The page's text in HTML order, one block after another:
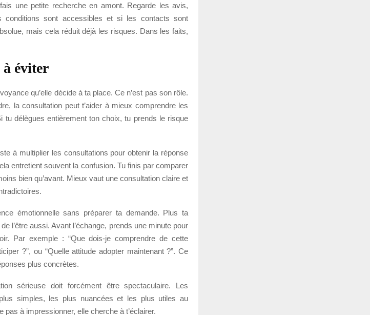
une petite recherche en amont. Regarde les avis,
sont accessibles et si les contacts sont
mais cela réduit déjà les risques. Dans les faits,
à éviter
qu’elle décide à ta place. Ce n’est pas son rôle.
la consultation peut t’aider à mieux comprendre les
tu délègues entièrement ton choix, tu prends le risque
à multiplier les consultations pour obtenir la réponse
entretient souvent la confusion. Tu finis par comparer
bien qu’avant. Mieux vaut une consultation claire et
émotionnelle sans préparer ta demande. Plus ta
l’être aussi. Avant l’échange, prends une minute pour
Par exemple : “Que dois-je comprendre de cette
?”, ou “Quelle attitude adopter maintenant ?”. Ce
plus concrètes.
sérieuse doit forcément être spectaculaire. Les
simples, les plus nuancées et les plus utiles au
à impressionner, elle cherche à t’éclairer.